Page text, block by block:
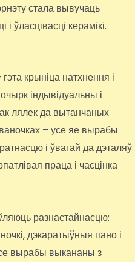
стала вывучаць
ўласцівасці керамікі.
крыніца натхнення і
індывідуальны і
лялек да вытанчаных
– усе яе вырабы
і ўвагай да дэталяў.
праца і часцінка
разнастайнасцю:
дэкаратыўныя пано і
вырабы выкананы з